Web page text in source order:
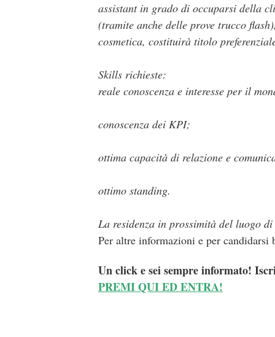
assistant in grado di occuparsi della
(tramite anche delle prove trucco
cosmetica, costituirà titolo
Skills richieste:
reale conoscenza e interesse per il
conoscenza dei KPI;
ottima capacità di relazione e
ottimo standing.
La residenza in prossimità del luogo
Per altre informazioni e per candidarsi
Un click e sei sempre informato!
PREMI QUI ED ENTRA!